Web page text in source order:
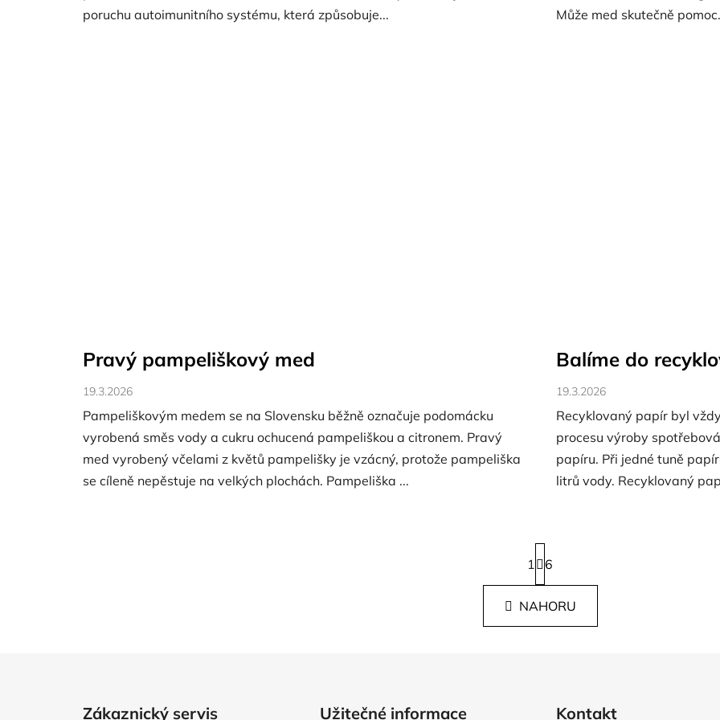
poruchu autoimunitního systému, která způsobuje...
Může med skutečně
Pravý pampeliškový med
19.3.2026
Pampeliškovým medem se na Slovensku běžně označuje podomácku
vyrobená směs vody a cukru ochucená pampeliškou a citronem. Pravý
med vyrobený včelami z květů pampelišky je vzácný, protože pampeliška
se cíleně nepěstuje na velkých plochách. Pampeliška ...
Balíme do
19.3.2026
Recyklovaný papír byl
procesu výroby
papíru. Při jedné tuně
litrů vody. Recyklovaný
O
v
l
S
t
r
n
k
1 6
NAHORU
Zákaznický servis Užitečné informace Kontakt